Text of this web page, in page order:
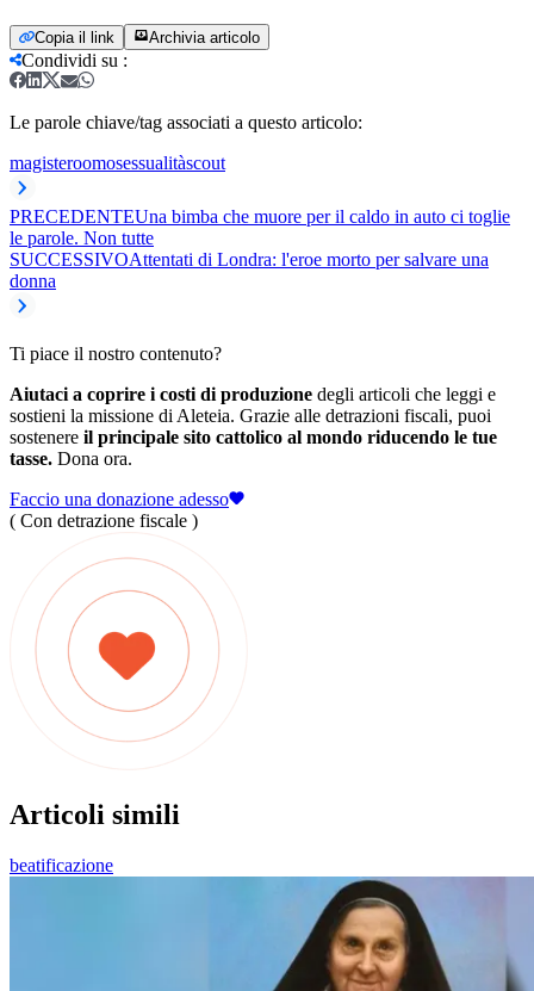
Copia il link Archivia articolo
Condividi su :
Le parole chiave/tag associati a questo articolo:
magisteroomosessualitàscout
PRECEDENTEUna bimba che muore per il caldo in auto ci toglie
le parole. Non tutte
SUCCESSIVOAttentati di Londra: l'eroe morto per salvare una
donna
Ti piace il nostro contenuto?
Aiutaci a coprire i costi di produzione degli articoli che leggi e
sostieni la missione di Aleteia. Grazie alle detrazioni fiscali, puoi
sostenere il principale sito cattolico al mondo riducendo le tue
tasse. Dona ora.
Faccio una donazione adesso
( Con detrazione fiscale )
Articoli simili
beatificazione